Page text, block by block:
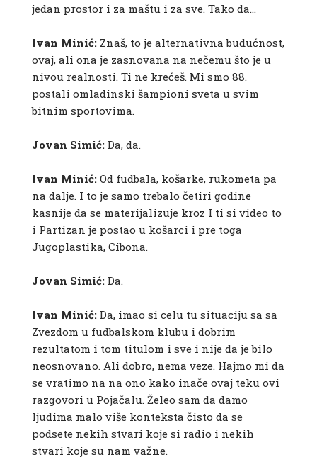
jedan prostor i za maštu i za sve. Tako da…
Ivan Minić:Znaš, to je alternativna budućnost,
ovaj, ali ona je zasnovana na nečemu što je u
nivou realnosti. Ti ne krećeš. Mi smo 88.
postali omladinski šampioni sveta u svim
bitnim sportovima.
Jovan Simić:Da, da.
Ivan Minić:Od fudbala, košarke, rukometa pa
na dalje. I to je samo trebalo četiri godine
kasnije da se materijalizuje kroz I ti si video to
i Partizan je postao u košarci i pre toga
Jugoplastika, Cibona.
Jovan Simić:Da.
Ivan Minić:Da, imao si celu tu situaciju sa sa
Zvezdom u fudbalskom klubu i dobrim
rezultatom i tom titulom i sve i nije da je bilo
neosnovano. Ali dobro, nema veze. Hajmo mi da
se vratimo na na ono kako inače ovaj teku ovi
razgovori u Pojačalu. Želeo sam da damo
ljudima malo više konteksta čisto da se
podsete nekih stvari koje si radio i nekih
stvari koje su nam važne.